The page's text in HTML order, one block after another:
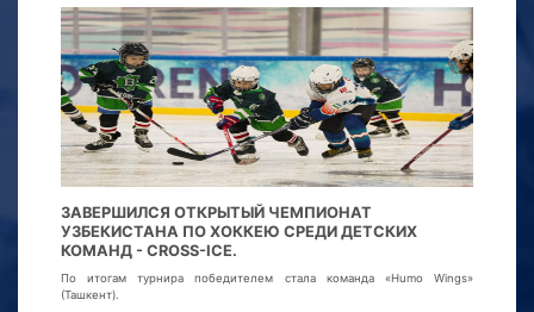
ЗАВЕРШИЛСЯ ОТКРЫТЫЙ ЧЕМПИОНАТ
УЗБЕКИСТАНА ПО ХОККЕЮ СРЕДИ ДЕТСКИХ
КОМАНД - CROSS-ICE.
По итогам турнира победителем стала команда «Humo Wings»
(Ташкент).